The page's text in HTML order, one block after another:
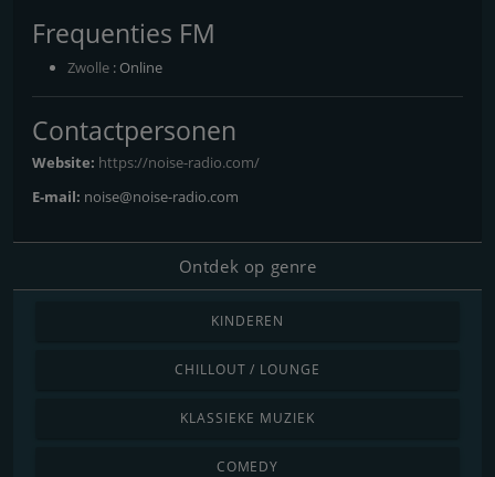
Frequenties FM
Zwolle : Online
Contactpersonen
Website: https://noise-radio.com/
E-mail: noise@noise-radio.com
Ontdek op genre
KINDEREN
CHILLOUT / LOUNGE
KLASSIEKE MUZIEK
COMEDY